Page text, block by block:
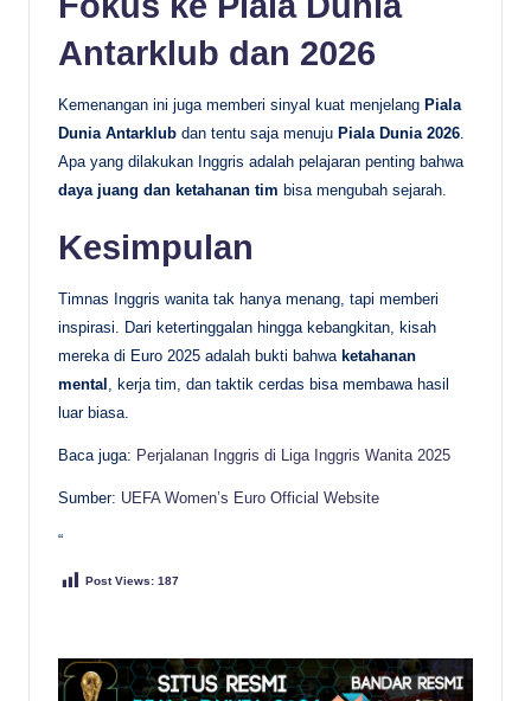
Antarklub dan 2026
Kemenangan ini juga memberi sinyal kuat menjelang Piala
Dunia Antarklub dan tentu saja menuju Piala Dunia 2026
Apa yang dilakukan Inggris adalah pelajaran penting bahwa
daya juang dan ketahanan tim bisa mengubah sejarah.
Kesimpulan
Timnas Inggris wanita tak hanya menang, tapi memberi
inspirasi. Dari ketertinggalan hingga kebangkitan, kisah
mereka di Euro 2025 adalah bukti bahwa ketahanan
mental , kerja tim, dan taktik cerdas bisa membawa hasil
luar biasa.
Baca juga: Perjalanan Inggris di Liga Inggris Wanita 2025
Sumber: UEFA Women’s Euro Official Website
“
Post Views: 187